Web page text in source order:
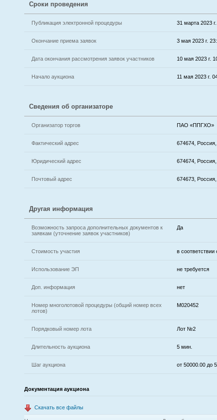
Сроки проведения
Публикация электронной процедуры 31 марта 2023 г.
Окончание приема заявок 3 мая 2023 г.
Дата окончания рассмотрения заявок участников 10 мая 2023 г.
Начало аукциона 11 мая 2023 г.
Сведения об организаторе
Организатор торгов ПАО «ППГХО»
Фактический адрес 674674,
Юридический адрес 674674,
Почтовый адрес 674673,
Другая информация
Возможность запроса дополнительных документов к
заявкам (уточнение заявок участников)
Да
Стоимость участия в
Использование ЭП не требуется
Доп. информация нет
Номер многолотовой процедуры (общий номер всех
лотов)
M020452
Порядковый номер лота Лот №2
Длительность аукциона 5 мин.
Шаг аукциона от 50000.00 до
Документация аукциона
Скачать все файлы